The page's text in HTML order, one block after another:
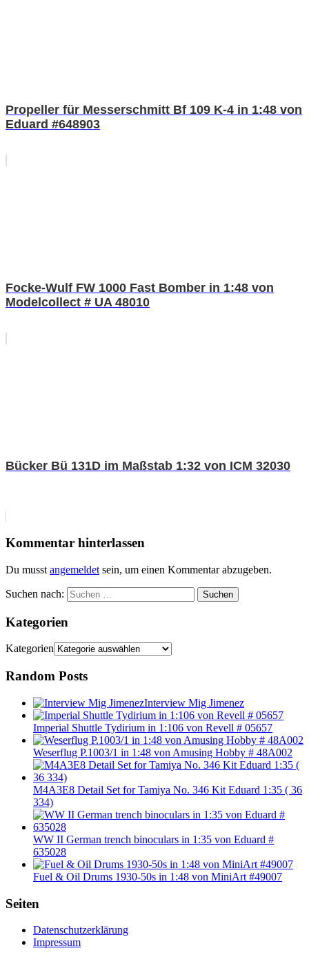
Propeller für Messerschmitt Bf 109 K-4 in 1:48 von
Eduard #648903
Focke-Wulf FW 1000 Fast Bomber in 1:48 von
Modelcollect # UA 48010
Bücker Bü 131D im Maßstab 1:32 von ICM 32030
Kommentar hinterlassen
Du musst angemeldet sein, um einen Kommentar abzugeben.
Suchen nach: Suchen
Kategorien
Kategorien
Random Posts
Interview Mig Jimenez
Imperial Shuttle Tydirium in 1:106 von Revell # 05657
Weserflug P.1003/1 in 1:48 von Amusing Hobby # 48A002
M4A3E8 Detail Set for Tamiya No. 346 Kit Eduard 1:35 ( 36
334)
WW II German trench binoculars in 1:35 von Eduard #
635028
Fuel & Oil Drums 1930-50s in 1:48 von MiniArt #49007
Seiten
Datenschutzerklärung
Impressum